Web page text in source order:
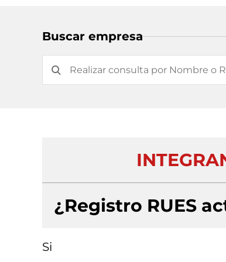
Buscar empresa
¿Registro RUES
Si